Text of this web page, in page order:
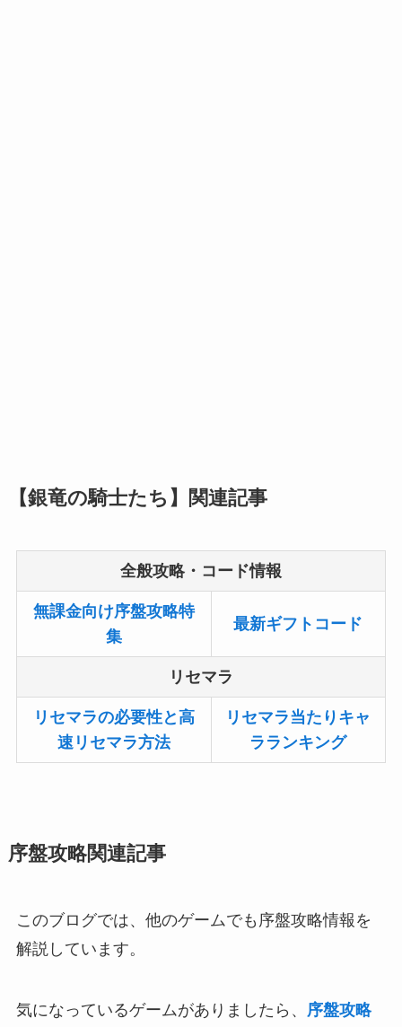
【銀竜の騎士たち】関連記事
全般攻略・コード情報
無課金向け序盤攻略特
集
最新ギフトコード
リセマラ
リセマラの必要性と高
速リセマラ方法
リセマラ当たりキャ
ラランキング
序盤攻略関連記事
このブログでは、他のゲームでも序盤攻略情報を
解説しています。
気になっているゲームがありましたら、 序盤攻略